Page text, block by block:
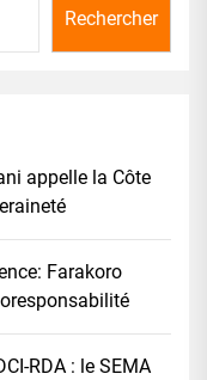
Rechercher
appelle la Côte
Farakoro
RDA : le SEMA